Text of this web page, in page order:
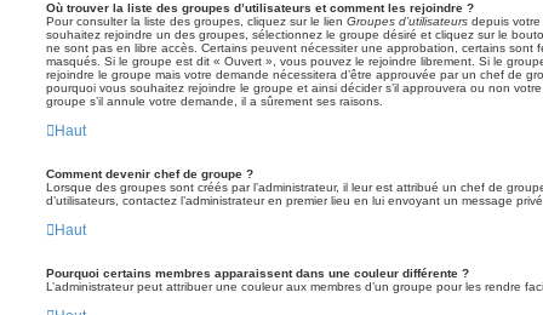
Où trouver la liste des groupes d’utilisateurs et comment les rejoindre ?
Pour consulter la liste des groupes, cliquez sur le lien Groupes d’utilisateurs depuis votre
souhaitez rejoindre un des groupes, sélectionnez le groupe désiré et cliquez sur le
ne sont pas en libre accès. Certains peuvent nécessiter une approbation, certains sont
masqués. Si le groupe est dit « Ouvert », vous pouvez le rejoindre librement. Si le
rejoindre le groupe mais votre demande nécessitera d’être approuvée par un chef de
pourquoi vous souhaitez rejoindre le groupe et ainsi décider s’il approuvera ou non
groupe s’il annule votre demande, il a sûrement ses raisons.
Haut
Comment devenir chef de groupe ?
Lorsque des groupes sont créés par l’administrateur, il leur est attribué un chef de
d’utilisateurs, contactez l’administrateur en premier lieu en lui envoyant un message
Haut
Pourquoi certains membres apparaissent dans une couleur différente ?
L’administrateur peut attribuer une couleur aux membres d’un groupe pour les rendre